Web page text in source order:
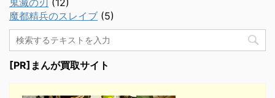
鬼滅の刃 (12)
魔都精兵のスレイブ (5)
[PR]まんが買取サイト